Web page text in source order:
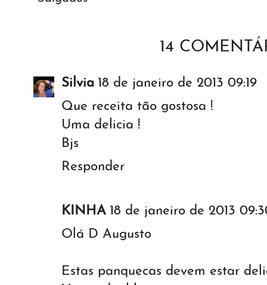
14
Silvia 18 de janeiro de 2013 09:19
Que receita tão gostosa !
Uma delicia !
Bjs
Responder
KINHA 18 de janeiro de 2013
Olá D Augusto
Estas panquecas devem estar